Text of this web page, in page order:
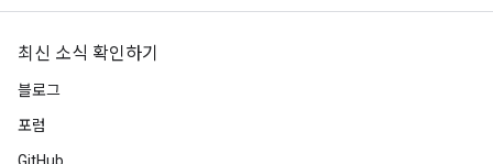
최신 소식 확인하기
블로그
포럼